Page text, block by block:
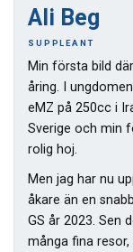
Ali Beg
SUPPLEANT
Min första bild
åring. I
eMZ på 250cc i
Sverige och min
rolig hoj.
Men jag har nu
åkare än en
GS år 2023. Sen
många fina